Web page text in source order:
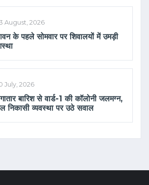
August, 2026
के पहले सोमवार पर शिवालयों में उमड़ी
July, 2026
बारिश से वार्ड-1 की कॉलोनी जलमग्न,
निकासी व्यवस्था पर उठे सवाल